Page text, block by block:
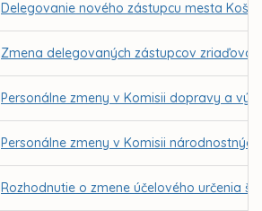
Delegovanie nového zástupcu mesta
Zmena delegovaných zástupcov
Personálne zmeny v Komisii dopravy a
Personálne zmeny v Komisii
Rozhodnutie o zmene účelového určenia